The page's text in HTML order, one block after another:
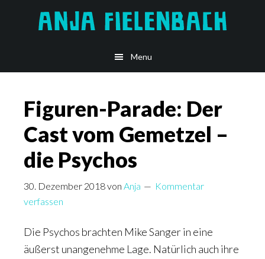
Hauptsidebar
Menu
Figuren-Parade: Der
Cast vom Gemetzel –
die Psychos
30. Dezember 2018von Anja
Kommentar
verfassen
Die Psychos brachten Mike Sanger in eine
äußerst unangenehme Lage. Natürlich auch ihre